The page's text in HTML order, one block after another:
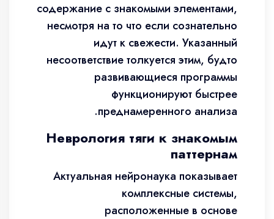
содержание с знакомыми элементами,
несмотря на то что если сознательно
идут к свежести. Указанный
несоответствие толкуется этим, будто
развивающиеся программы
функционируют быстрее
преднамеренного анализа.
Неврология тяги к знакомым
паттернам
Актуальная нейронаука показывает
комплексные системы,
расположенные в основе